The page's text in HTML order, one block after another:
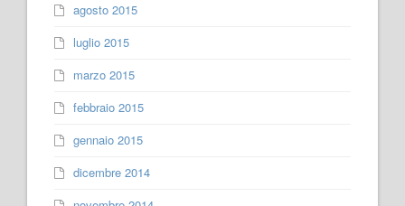
agosto 2015
luglio 2015
marzo 2015
febbraio 2015
gennaio 2015
dicembre 2014